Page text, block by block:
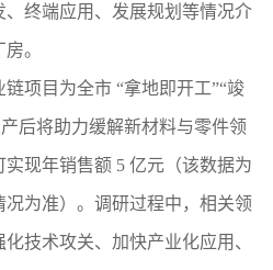
终端应用、发展规划等情况介
。
项目为全市 “拿地即开工”“竣
后将助力缓解新材料与零件领
现年销售额 5 亿元（该数据为
为准）。调研过程中，相关领
技术攻关、加快产业化应用、